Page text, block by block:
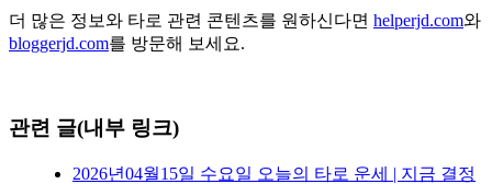
더 많은 정보와 타로 관련 콘텐츠를 원하신다면 helperjd.com와
bloggerjd.com를 방문해 보세요.
관련 글(내부 링크)
2026년04월15일 수요일 오늘의 타로 운세 | 지금 결정